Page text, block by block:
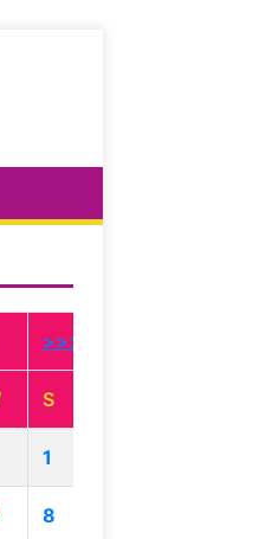
>>>
S
1
8